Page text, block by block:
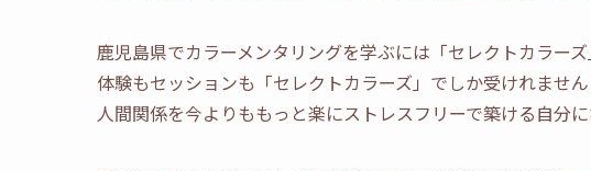
鹿児島県でカラーメンタリングを学ぶには「セレクトカラー
体験もセッションも「セレクトカラーズ」でしか受けれません
人間関係を今よりももっと楽にストレスフリーで築ける自分